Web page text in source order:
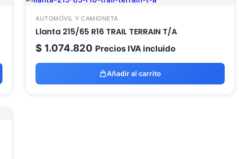
AUTOMÓVIL Y CAMIONETA
Llanta 215/65 R16 TRAIL TERRAIN T/A
$ 1.074.820 Precios IVA incluido
Añadir al carrito